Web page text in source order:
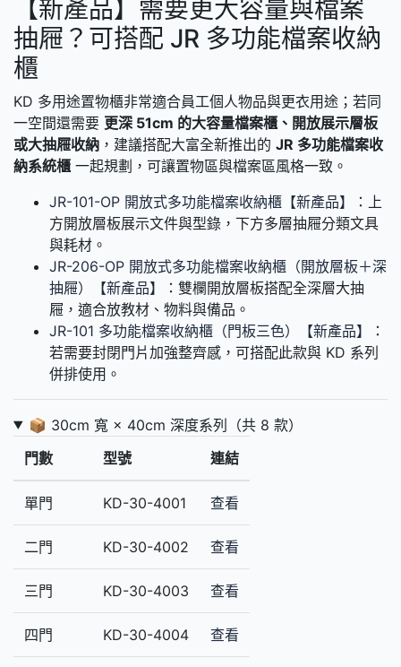
【新產品】需要更大容量與檔案
抽屜？可搭配 JR 多功能檔案收納
櫃
KD 多用途置物櫃非常適合員工個人物品與更衣用途；若同
一空間還需要 更深 51cm 的大容量檔案櫃、開放展示層板
或大抽屜收納 ，建議搭配大富全新推出的 JR 多功能檔案收
納系統櫃 一起規劃，可讓置物區與檔案區風格一致。
JR-101-OP 開放式多功能檔案收納櫃【新產品】
：上
方開放層板展示文件與型錄，下方多層抽屜分類文具
與耗材。
JR-206-OP 開放式多功能檔案收納櫃（開放層板＋深
抽屜）【新產品】
：雙欄開放層板搭配全深層大抽
屜，適合放教材、物料與備品。
JR-101 多功能檔案收納櫃（門板三色）【新產品】
：
若需要封閉門片加強整齊感，可搭配此款與 KD 系列
併排使用。
📦 30cm 寬 × 40cm 深度系列（共 8 款）
門數
型號 連結
單門 KD-30-4001 查看
二門 KD-30-4002 查看
三門 KD-30-4003 查看
四門 KD-30-4004 查看